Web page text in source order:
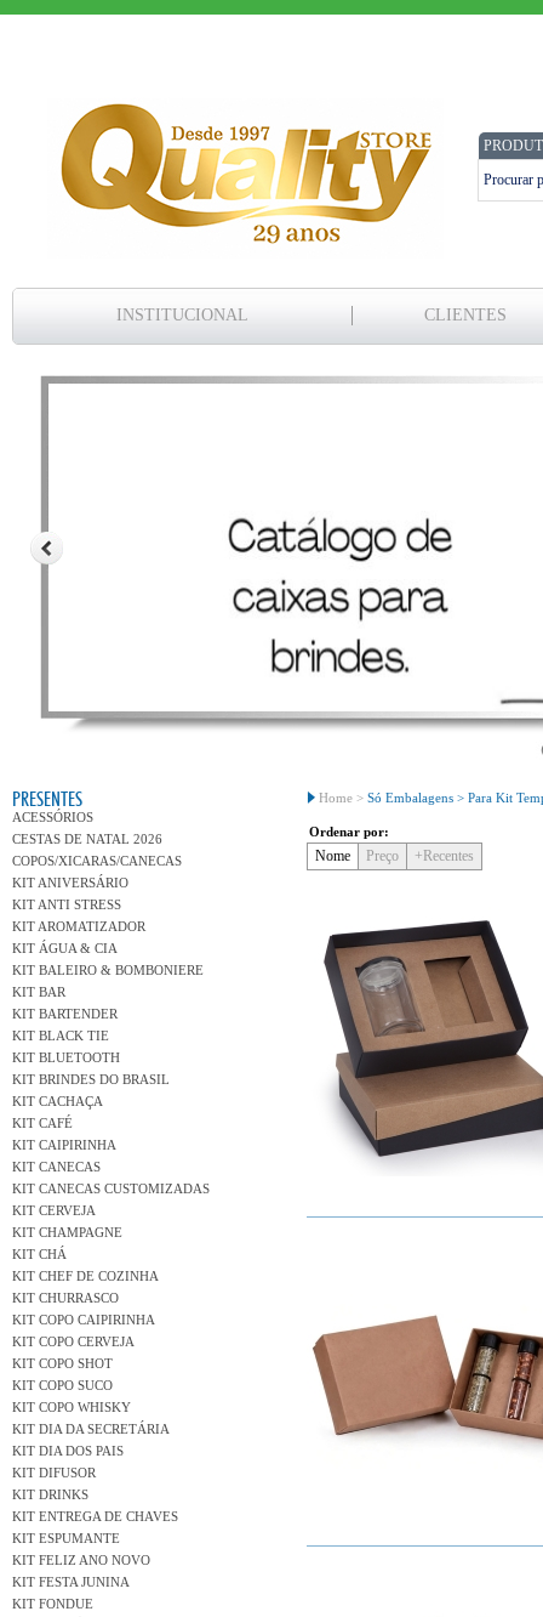
INSTITUCIONAL CLIENTES
PRESENTES
ACESSÓRIOS
CESTAS DE NATAL 2026
COPOS/XICARAS/CANECAS
KIT ANIVERSÁRIO
KIT ANTI STRESS
KIT AROMATIZADOR
KIT ÁGUA & CIA
KIT BALEIRO & BOMBONIERE
KIT BAR
KIT BARTENDER
KIT BLACK TIE
KIT BLUETOOTH
KIT BRINDES DO BRASIL
KIT CACHAÇA
KIT CAFÉ
KIT CAIPIRINHA
KIT CANECAS
KIT CANECAS CUSTOMIZADAS
KIT CERVEJA
KIT CHAMPAGNE
KIT CHÁ
KIT CHEF DE COZINHA
KIT CHURRASCO
KIT COPO CAIPIRINHA
KIT COPO CERVEJA
KIT COPO SHOT
KIT COPO SUCO
KIT COPO WHISKY
KIT DIA DA SECRETÁRIA
KIT DIA DOS PAIS
KIT DIFUSOR
KIT DRINKS
KIT ENTREGA DE CHAVES
KIT ESPUMANTE
KIT FELIZ ANO NOVO
KIT FESTA JUNINA
KIT FONDUE
Home > Só Embalagens > Para Kit
Ordenar por:
Nome Preço +Recentes